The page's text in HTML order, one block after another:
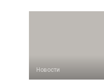
Новости